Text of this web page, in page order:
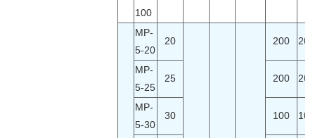
100
MP-
5-20
20 200 200
MP-
5-25
25 200 200
MP-
5-30
30 100 100